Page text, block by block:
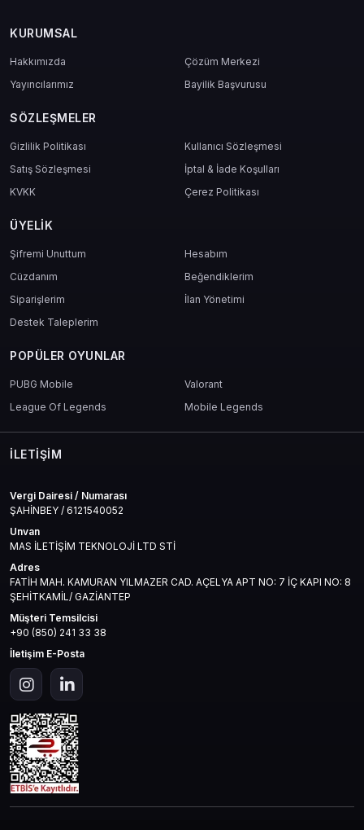
KURUMSAL
Hakkımızda
Çözüm Merkezi
Yayıncılarımız
Bayilik Başvurusu
SÖZLEŞMELER
Gizlilik Politikası
Kullanıcı Sözleşmesi
Satış Sözleşmesi
İptal & İade Koşulları
KVKK
Çerez Politikası
ÜYELIK
Şifremi Unuttum
Hesabım
Cüzdanım
Beğendiklerim
Siparişlerim
İlan Yönetimi
Destek Taleplerim
POPÜLER OYUNLAR
PUBG Mobile
Valorant
League Of Legends
Mobile Legends
İLETIŞIM
Vergi Dairesi / Numarası
ŞAHİNBEY / 6121540052
Unvan
MAS İLETİŞİM TEKNOLOJİ LTD STİ
Adres
FATİH MAH. KAMURAN YILMAZER CAD. AÇELYA APT NO: 7 İÇ KAPI NO: 8
ŞEHİTKAMİL/ GAZİANTEP
Müşteri Temsilcisi
+90 (850) 241 33 38
İletişim E-Posta